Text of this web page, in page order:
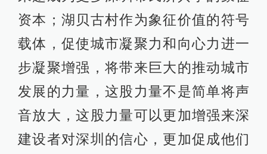
资本；湖贝古村作为象征价值的符号
载体，促使城市凝聚力和向心力进一
步凝聚增强，将带来巨大的推动城市
发展的力量，这股力量不是简单将声
音放大，这股力量可以更加增强来深
建设者对深圳的信心，更加促成他们